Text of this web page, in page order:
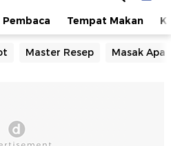
Pembaca Tempat Makan
Master Resep Masak Apa